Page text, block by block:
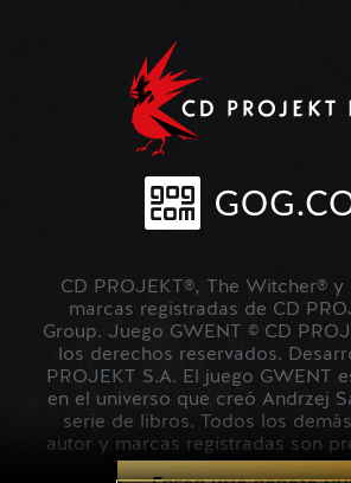
CD PROJEKT®, The Witcher® y
marcas registradas de CD
Group. Juego GWENT © CD
los derechos reservados.
PROJEKT S.A. El juego GWENT
en el universo que creó Andrzej
serie de libros. Todos los
autor y marcas registradas son
respectivos